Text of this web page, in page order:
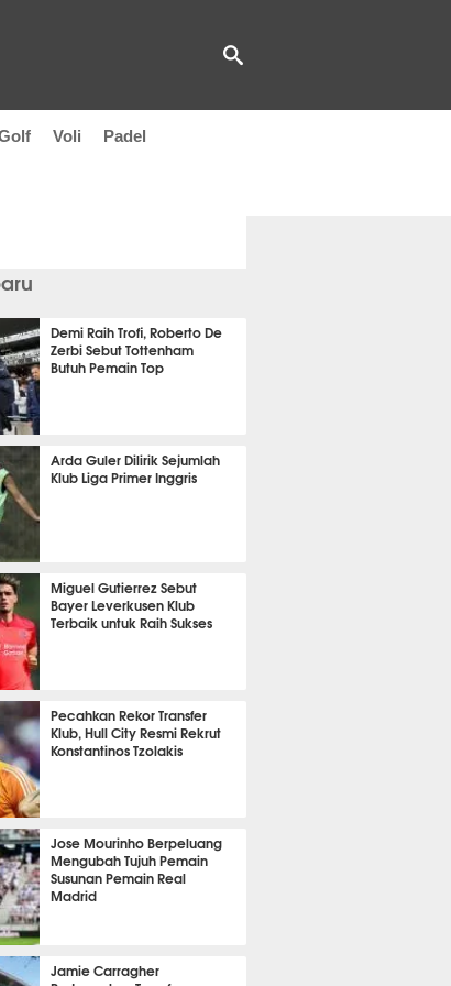
Voli Padel
Demi Raih Trofi, Roberto De
Zerbi Sebut Tottenham
Butuh Pemain Top
lalu
Arda Guler Dilirik Sejumlah
Klub Liga Primer Inggris
lalu
Miguel Gutierrez Sebut
Bayer Leverkusen Klub
Terbaik untuk Raih Sukses
lalu
Pecahkan Rekor Transfer
Klub, Hull City Resmi Rekrut
Konstantinos Tzolakis
lalu
Jose Mourinho Berpeluang
Mengubah Tujuh Pemain
Susunan Pemain Real
Madrid
lalu
Jamie Carragher